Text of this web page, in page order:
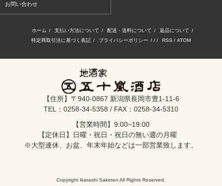
お問い合わせ
ホーム / 支払い方法について / 配送・送料について / 返品について /
特定商取引法に基づく表記 / プライバシーポリシー / / / RSS / ATOM
【住所】〒940-0867 新潟県長岡市豊1-11-6
TEL：0258-34-5358 / FAX：0258-34-5310
【営業時間】9:00~19:00
【定休日】日曜・祝日・祝日の無い週の月曜
※大型連休、お盆、年末年始などは一部営業致します。
Copyright Ikarashi Saketen All Rights Reserved.